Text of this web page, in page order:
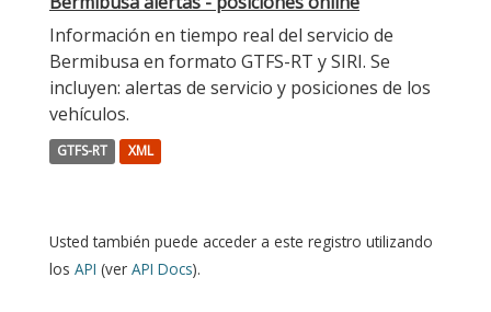
Información en tiempo real del servicio de
Bermibusa en formato GTFS-RT y SIRI. Se
incluyen: alertas de servicio y posiciones de los
vehículos.
GTFS-RT XML
Usted también puede acceder a este registro utilizando
los API (ver API Docs).